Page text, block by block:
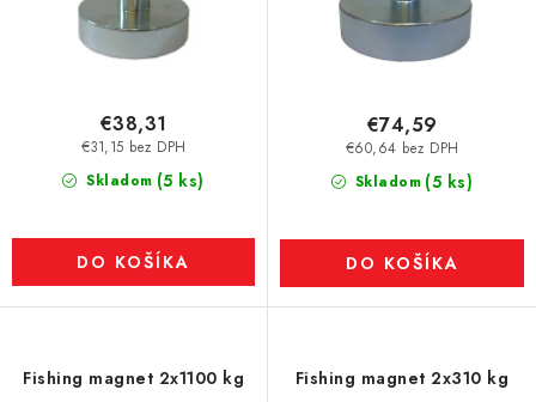
Skladom (5 ks)
€31,15 bez DPH
€38,31
DO KOŠÍKA
Skladom (5 ks)
€60,64 bez DPH
€74,59
DO KOŠÍKA
Fishing magnet 2x1100 kg Fishing magnet 2x310 kg